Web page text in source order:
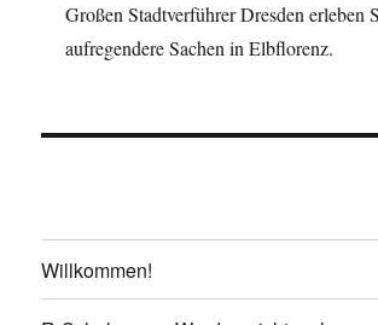
Großen Stadtverführer Dresden erleben
aufregendere Sachen in Elbflorenz.
Willkommen!